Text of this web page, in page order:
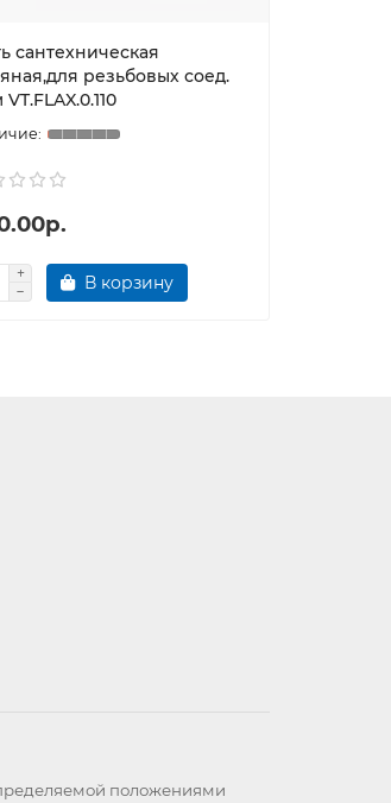
сантехническая
резьбовых соед.
VT.FLAX.0.110
В корзину
положениями